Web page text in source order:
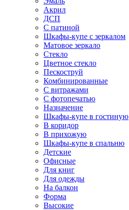
Акрил
ДСП
С патиной
Шкафы-купе с зеркалом
Матовое зеркало
Стекло
Цветное стекло
Пескоструй
Комбинированные
С витражами
С фотопечатью
Назначение
Шкафы-купе в гостиную
В коридор
В прихожую
Шкафы-купе в спальню
Детские
Офисные
Для книг
Для одежды
На балкон
Форма
Высокие